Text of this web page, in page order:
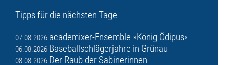
Tipps für die nächsten Tage
07.08.2026 academixer-Ensemble »König Ödipus«
06.08.2026 Baseballschlägerjahre in Grünau
08.08.2026 Der Raub der Sabinerinnen